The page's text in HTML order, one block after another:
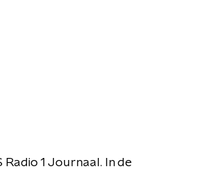
1 Journaal. In de